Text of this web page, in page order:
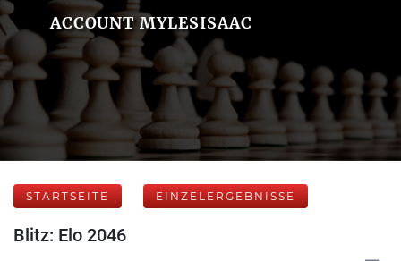
ACCOUNT MYLESISAAC
STARTSEITE EINZELERGEBNISSE
Blitz: Elo 2046